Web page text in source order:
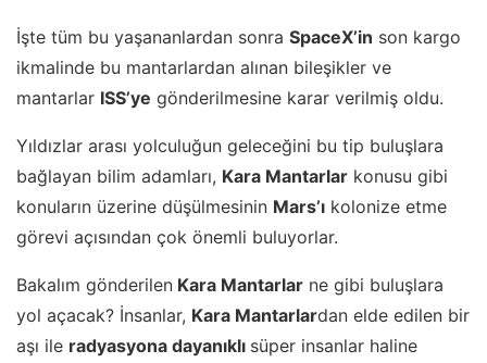
İşte tüm bu yaşananlardan sonra SpaceX’in son kargo
ikmalinde bu mantarlardan alınan bileşikler ve
mantarlar ISS’ye gönderilmesine karar verilmiş oldu.
Yıldızlar arası yolculuğun geleceğini bu tip buluşlara
bağlayan bilim adamları, Kara Mantarlar konusu gibi
konuların üzerine düşülmesinin Mars’ı kolonize etme
görevi açısından çok önemli buluyorlar.
Bakalım gönderilen Kara Mantarlar ne gibi buluşlara
yol açacak? İnsanlar, Kara Mantarlardan elde edilen bir
aşı ile radyasyona dayanıklı süper insanlar haline